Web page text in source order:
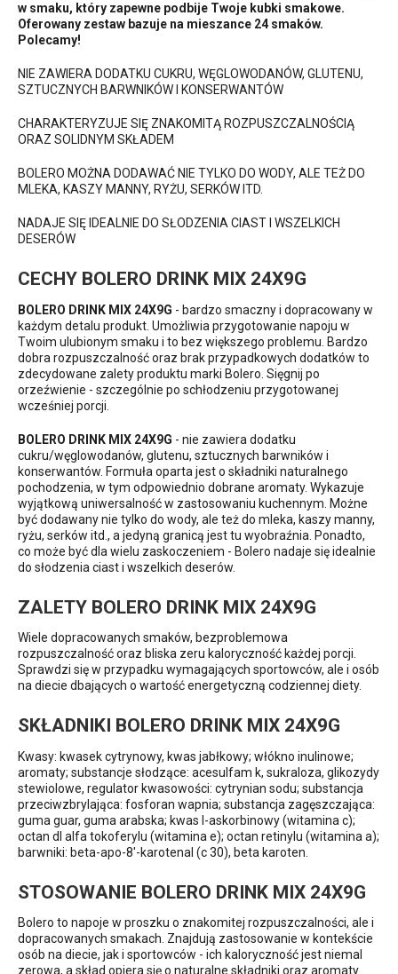
w smaku, który zapewne podbije Twoje kubki smakowe.
Oferowany zestaw bazuje na mieszance 24 smaków.
Polecamy!
NIE ZAWIERA DODATKU CUKRU, WĘGLOWODANÓW, GLUTENU,
SZTUCZNYCH BARWNIKÓW I KONSERWANTÓW
CHARAKTERYZUJE SIĘ ZNAKOMITĄ ROZPUSZCZALNOŚCIĄ
ORAZ SOLIDNYM SKŁADEM
BOLERO MOŻNA DODAWAĆ NIE TYLKO DO WODY, ALE TEŻ DO
MLEKA, KASZY MANNY, RYŻU, SERKÓW ITD.
NADAJE SIĘ IDEALNIE DO SŁODZENIA CIAST I WSZELKICH
DESERÓW
CECHY BOLERO DRINK MIX 24X9G
BOLERO DRINK MIX 24X9G - bardzo smaczny i dopracowany w
każdym detalu produkt. Umożliwia przygotowanie napoju w
Twoim ulubionym smaku i to bez większego problemu. Bardzo
dobra rozpuszczalność oraz brak przypadkowych dodatków to
zdecydowane zalety produktu marki Bolero. Sięgnij po
orzeźwienie - szczególnie po schłodzeniu przygotowanej
wcześniej porcji.
BOLERO DRINK MIX 24X9G - nie zawiera dodatku
cukru/węglowodanów, glutenu, sztucznych barwników i
konserwantów. Formuła oparta jest o składniki naturalnego
pochodzenia, w tym odpowiednio dobrane aromaty. Wykazuje
wyjątkową uniwersalność w zastosowaniu kuchennym. Możne
być dodawany nie tylko do wody, ale też do mleka, kaszy manny,
ryżu, serków itd., a jedyną granicą jest tu wyobraźnia. Ponadto,
co może być dla wielu zaskoczeniem - Bolero nadaje się idealnie
do słodzenia ciast i wszelkich deserów.
ZALETY BOLERO DRINK MIX 24X9G
Wiele dopracowanych smaków, bezproblemowa
rozpuszczalność oraz bliska zeru kaloryczność każdej porcji.
Sprawdzi się w przypadku wymagających sportowców, ale i osób
na diecie dbających o wartość energetyczną codziennej diety.
SKŁADNIKI BOLERO DRINK MIX 24X9G
Kwasy: kwasek cytrynowy, kwas jabłkowy; włókno inulinowe;
aromaty; substancje słodzące: acesulfam k, sukraloza, glikozydy
stewiolowe, regulator kwasowości: cytrynian sodu; substancja
przeciwzbrylająca: fosforan wapnia; substancja zagęszczająca:
guma guar, guma arabska; kwas l-askorbinowy (witamina c);
octan dl alfa tokoferylu (witamina e); octan retinylu (witamina a);
barwniki: beta-apo-8′-karotenal (c 30), beta karoten.
STOSOWANIE BOLERO DRINK MIX 24X9G
Bolero to napoje w proszku o znakomitej rozpuszczalności, ale i
dopracowanych smakach. Znajdują zastosowanie w kontekście
osób na diecie, jak i sportowców - ich kaloryczność jest niemal
zerowa, a skład opiera się o naturalne składniki oraz aromaty.